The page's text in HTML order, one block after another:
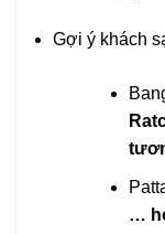
Gợi ý khách
…